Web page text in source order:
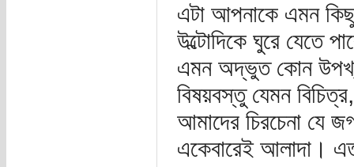
এটা আপনাকে এমন
উল্টোদিকে ঘুরে যেতে
এমন অদ্ভুত কোন
বিষয়বস্তু যেমন
আমাদের চিরচেনা যে
একেবারেই আলাদা।